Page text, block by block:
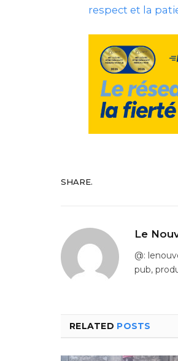
respect et la
SHARE.
Le
@:
pub,
RELATED POSTS